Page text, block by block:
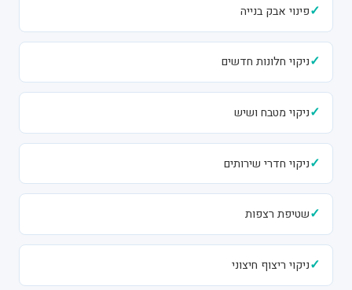
✓פינוי אבק בנייה
✓ניקוי חלונות חדשים
✓ניקוי מטבח ושיש
✓ניקוי חדרי שירותים
✓שטיפת רצפות
✓ניקוי ריצוף חיצוני